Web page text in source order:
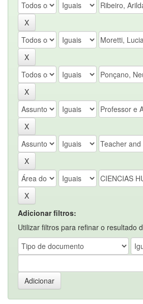
Adicionar filtros:
Utilizar filtros para refinar o resultado